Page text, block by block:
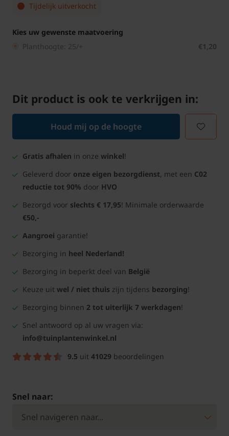
Tijdelijk uitverkocht
Kies uw gewenste maatvoering
Planthoogte: 25/+
€1,20
Dit product is ook te verkrijgen in:
Houd mij op de hoogte
Gratis afhalen in onze winkel!
Geleverd door onze eigen bezorgdienst, met een C02
reductie tot 90% door HVO
Bezorgd voor slechts € 17,95! Minimale orderwaarde
€50,-
Aangroei garantie!
Bezorging in heel Nederland!
Bezorging in beperkt deel van België
Keuze uit wel / niet thuis zijn tijdens bezorging!
Bezorging binnen 2 tot uiterlijk 7 werkdagen!
Snel antwoord op al uw vragen via:
info@tuinplantenwinkel.nl
9.5 uit 41029 beoordelingen
Snel naar: